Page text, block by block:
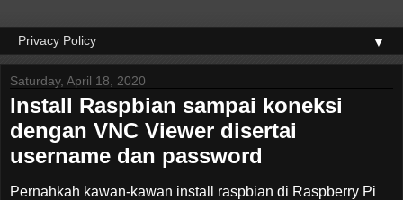
▼
Saturday, April 18, 2020
Install Raspbian sampai koneksi
dengan VNC Viewer disertai
username dan password
Pernahkah kawan-kawan install raspbian di Raspberry Pi